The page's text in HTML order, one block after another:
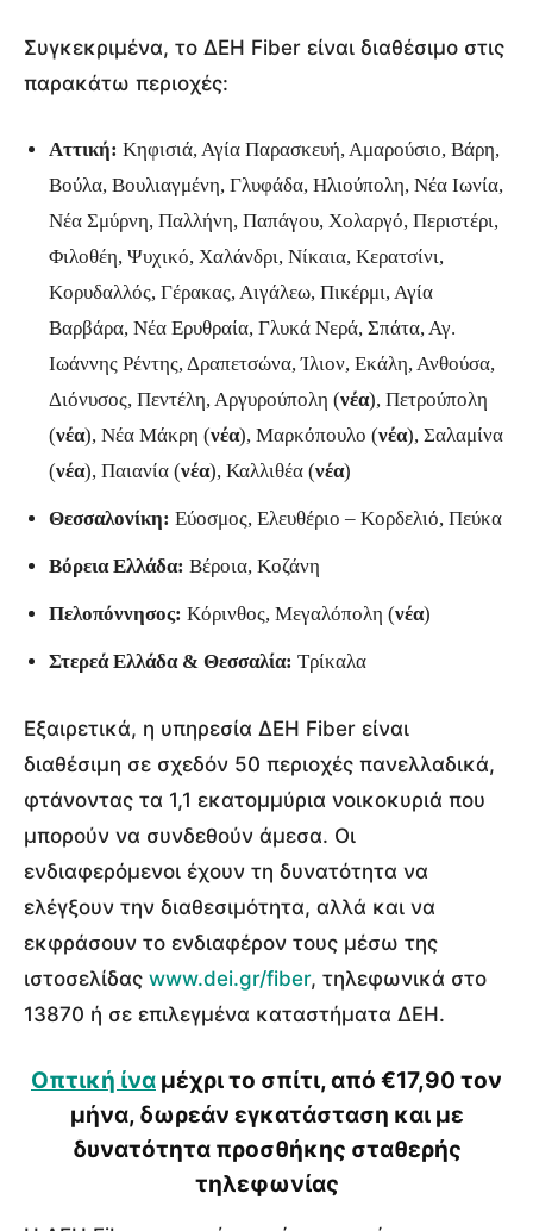
Συγκεκριμένα, το ΔΕΗ Fiber είναι διαθέσιμο στις
παρακάτω περιοχές:
Αττική: Κηφισιά, Αγία Παρασκευή, Αμαρούσιο, Βάρη,
Βούλα, Βουλιαγμένη, Γλυφάδα, Ηλιούπολη, Νέα Ιωνία,
Νέα Σμύρνη, Παλλήνη, Παπάγου, Χολαργό, Περιστέρι,
Φιλοθέη, Ψυχικό, Χαλάνδρι, Νίκαια, Κερατσίνι,
Κορυδαλλός, Γέρακας, Αιγάλεω, Πικέρμι, Αγία
Βαρβάρα, Νέα Ερυθραία, Γλυκά Νερά, Σπάτα, Αγ.
Ιωάννης Ρέντης, Δραπετσώνα, Ίλιον, Εκάλη, Ανθούσα,
Διόνυσος, Πεντέλη, Αργυρούπολη (νέα), Πετρούπολη
(νέα), Νέα Μάκρη (νέα), Μαρκόπουλο (νέα), Σαλαμίνα
(νέα), Παιανία (νέα), Καλλιθέα (νέα)
Θεσσαλονίκη: Εύοσμος, Ελευθέριο – Κορδελιό, Πεύκα
Βόρεια Ελλάδα: Βέροια, Κοζάνη
Πελοπόννησος: Κόρινθος, Μεγαλόπολη (νέα)
Στερεά Ελλάδα & Θεσσαλία: Τρίκαλα
Εξαιρετικά, η υπηρεσία ΔΕΗ Fiber είναι
διαθέσιμη σε σχεδόν 50 περιοχές πανελλαδικά,
φτάνοντας τα 1,1 εκατομμύρια νοικοκυριά που
μπορούν να συνδεθούν άμεσα. Οι
ενδιαφερόμενοι έχουν τη δυνατότητα να
ελέγξουν την διαθεσιμότητα, αλλά και να
εκφράσουν το ενδιαφέρον τους μέσω της
ιστοσελίδας www.dei.gr/fiber, τηλεφωνικά στο
13870 ή σε επιλεγμένα καταστήματα ΔΕΗ.
Οπτική ίνα μέχρι το σπίτι, από €17,90 τον
μήνα, δωρεάν εγκατάσταση και με
δυνατότητα προσθήκης σταθερής
τηλεφωνίας